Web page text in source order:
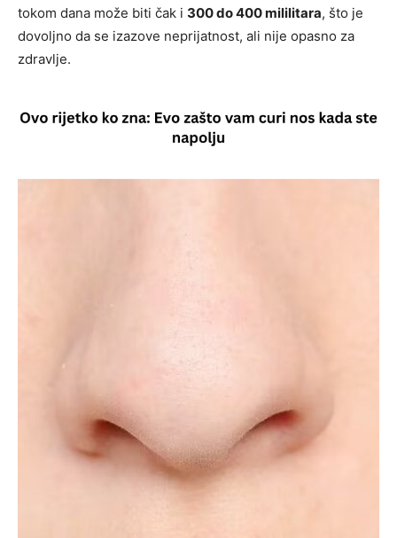
tokom dana može biti čak i 300 do 400 mililitara, što je
dovoljno da se izazove neprijatnost, ali nije opasno za
zdravlje.